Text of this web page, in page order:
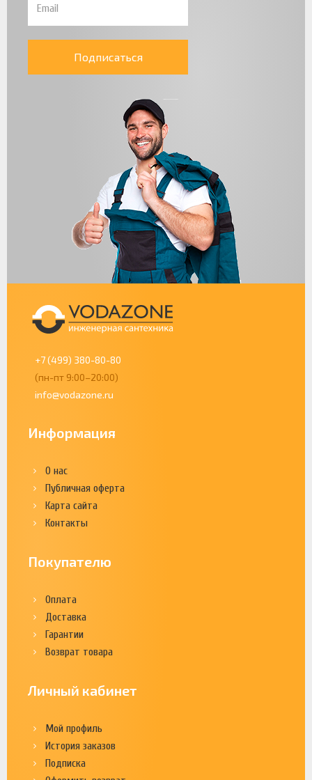
Подписаться
+7 (499) 380-80-80
(пн-пт 9:00–20:00)
info@vodazone.ru
Информация
О нас
Публичная оферта
Карта сайта
Контакты
Покупателю
Оплата
Доставка
Гарантии
Возврат товара
Личный кабинет
Мой профиль
История заказов
Подписка